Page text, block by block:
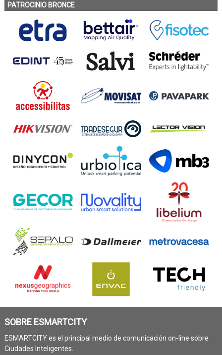
PATROCINIO BRONCE
SOBRE ESMARTCITY
ESMARTCITY es el principal medio de comunicación on-line sobre
Ciudades Inteligentes.